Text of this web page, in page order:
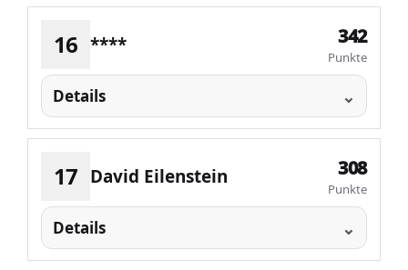
16 **** 342
Punkte
Details
17 David Eilenstein 308
Punkte
Details